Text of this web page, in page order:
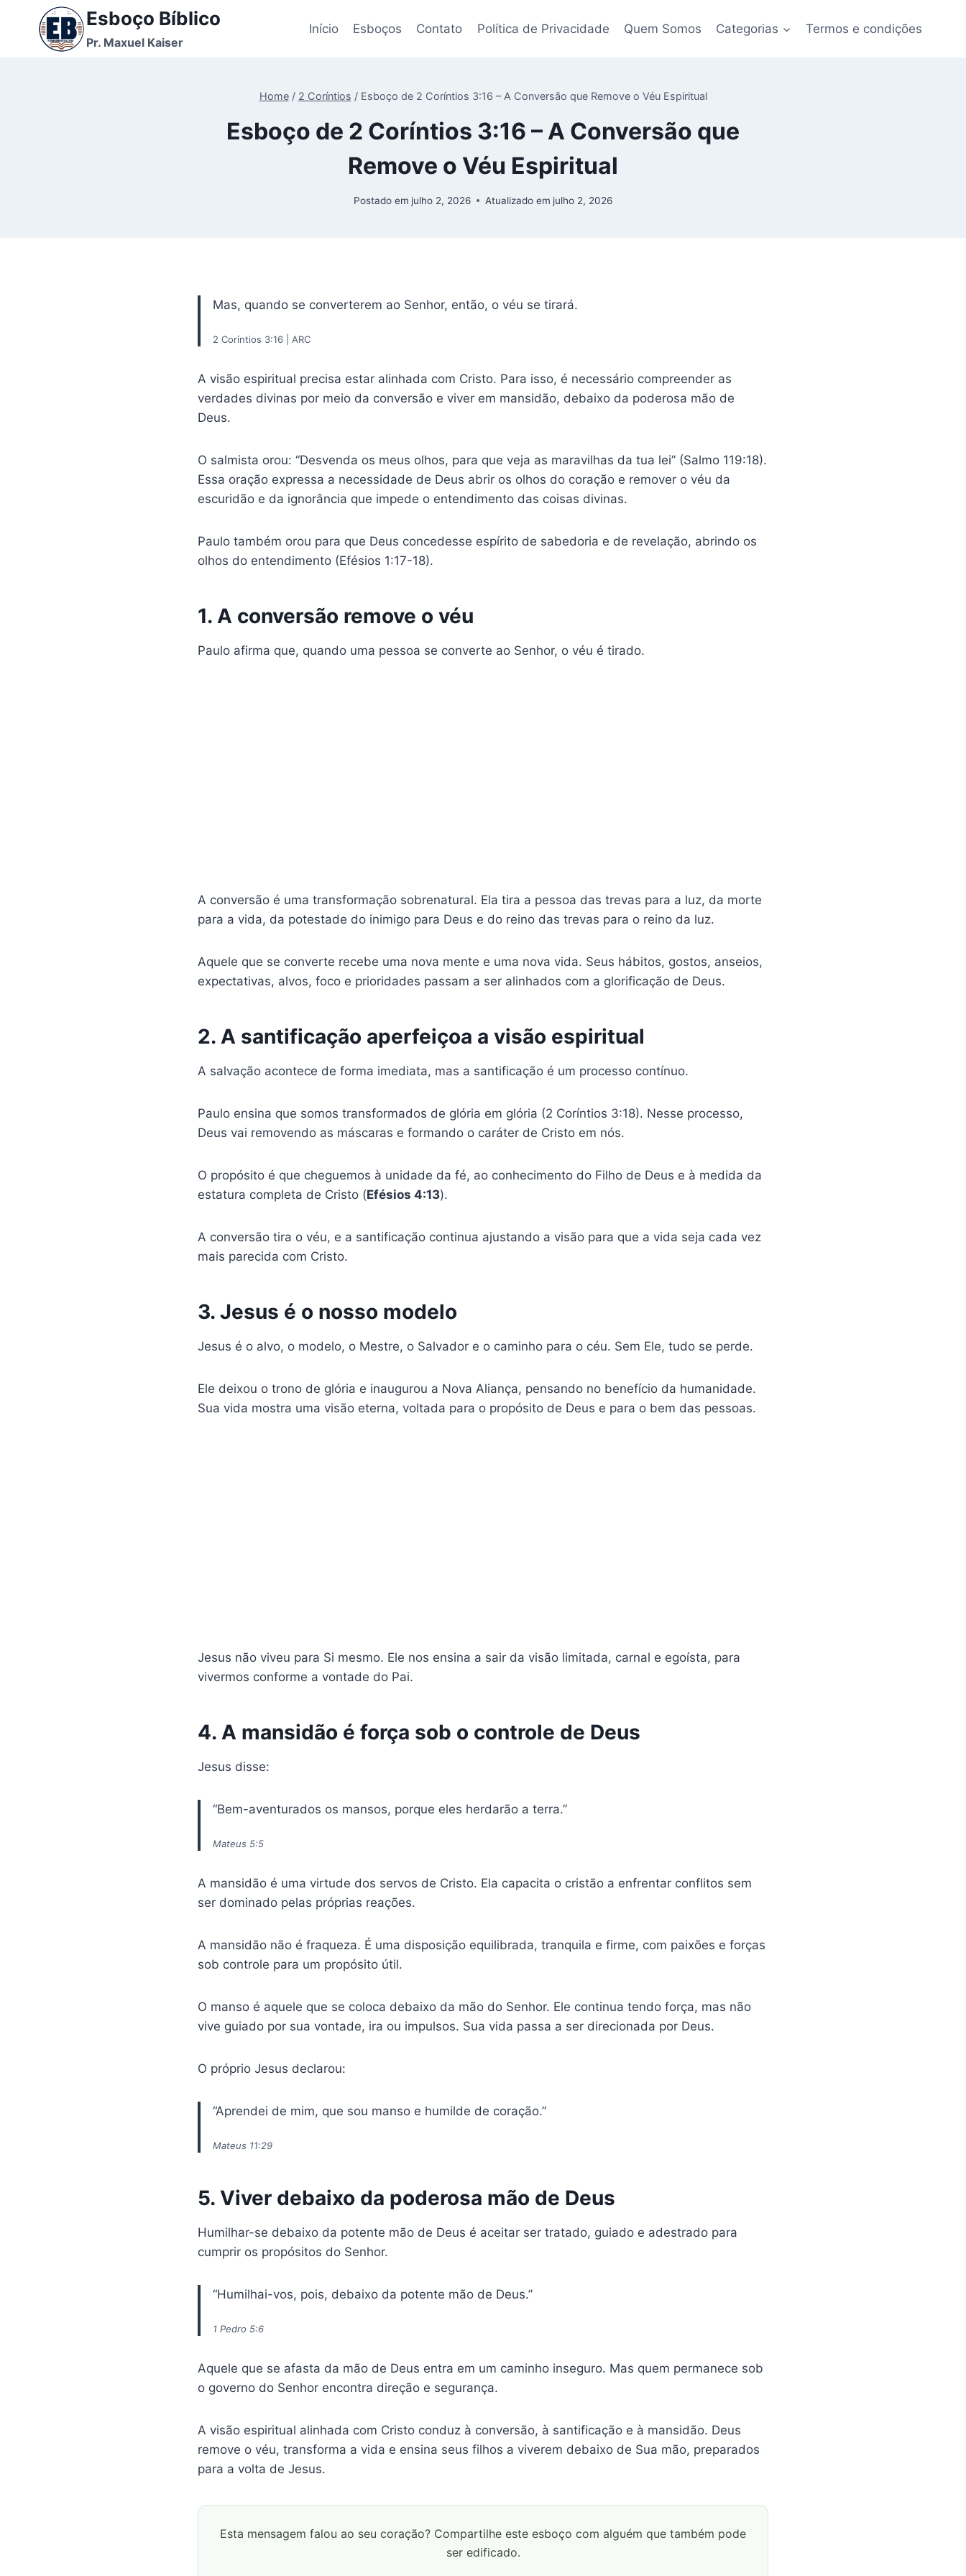
Esboço Bíblico
Pr. Maxuel Kaiser
Início Esboços Contato Política de Privacidade Quem Somos Categorias Termos e condições
Home / 2 Coríntios / Esboço de 2 Coríntios 3:16 – A Conversão que Remove o Véu Espiritual
Esboço de 2 Coríntios 3:16 – A Conversão que
Remove o Véu Espiritual
Postado em julho 2, 2026 Atualizado em julho 2, 2026
Mas, quando se converterem ao Senhor, então, o véu se tirará.
2 Coríntios 3:16 | ARC
A visão espiritual precisa estar alinhada com Cristo. Para isso, é necessário compreender as
verdades divinas por meio da conversão e viver em mansidão, debaixo da poderosa mão de
Deus.
O salmista orou: “Desvenda os meus olhos, para que veja as maravilhas da tua lei” (Salmo 119:18).
Essa oração expressa a necessidade de Deus abrir os olhos do coração e remover o véu da
escuridão e da ignorância que impede o entendimento das coisas divinas.
Paulo também orou para que Deus concedesse espírito de sabedoria e de revelação, abrindo os
olhos do entendimento (Efésios 1:17-18).
1. A conversão remove o véu
Paulo afirma que, quando uma pessoa se converte ao Senhor, o véu é tirado.
A conversão é uma transformação sobrenatural. Ela tira a pessoa das trevas para a luz, da morte
para a vida, da potestade do inimigo para Deus e do reino das trevas para o reino da luz.
Aquele que se converte recebe uma nova mente e uma nova vida. Seus hábitos, gostos, anseios,
expectativas, alvos, foco e prioridades passam a ser alinhados com a glorificação de Deus.
2. A santificação aperfeiçoa a visão espiritual
A salvação acontece de forma imediata, mas a santificação é um processo contínuo.
Paulo ensina que somos transformados de glória em glória (2 Coríntios 3:18). Nesse processo,
Deus vai removendo as máscaras e formando o caráter de Cristo em nós.
O propósito é que cheguemos à unidade da fé, ao conhecimento do Filho de Deus e à medida da
estatura completa de Cristo (Efésios 4:13).
A conversão tira o véu, e a santificação continua ajustando a visão para que a vida seja cada vez
mais parecida com Cristo.
3. Jesus é o nosso modelo
Jesus é o alvo, o modelo, o Mestre, o Salvador e o caminho para o céu. Sem Ele, tudo se perde.
Ele deixou o trono de glória e inaugurou a Nova Aliança, pensando no benefício da humanidade.
Sua vida mostra uma visão eterna, voltada para o propósito de Deus e para o bem das pessoas.
Jesus não viveu para Si mesmo. Ele nos ensina a sair da visão limitada, carnal e egoísta, para
vivermos conforme a vontade do Pai.
4. A mansidão é força sob o controle de Deus
Jesus disse:
“Bem-aventurados os mansos, porque eles herdarão a terra.”
Mateus 5:5
A mansidão é uma virtude dos servos de Cristo. Ela capacita o cristão a enfrentar conflitos sem
ser dominado pelas próprias reações.
A mansidão não é fraqueza. É uma disposição equilibrada, tranquila e firme, com paixões e forças
sob controle para um propósito útil.
O manso é aquele que se coloca debaixo da mão do Senhor. Ele continua tendo força, mas não
vive guiado por sua vontade, ira ou impulsos. Sua vida passa a ser direcionada por Deus.
O próprio Jesus declarou:
“Aprendei de mim, que sou manso e humilde de coração.”
Mateus 11:29
5. Viver debaixo da poderosa mão de Deus
Humilhar-se debaixo da potente mão de Deus é aceitar ser tratado, guiado e adestrado para
cumprir os propósitos do Senhor.
“Humilhai-vos, pois, debaixo da potente mão de Deus.”
1 Pedro 5:6
Aquele que se afasta da mão de Deus entra em um caminho inseguro. Mas quem permanece sob
o governo do Senhor encontra direção e segurança.
A visão espiritual alinhada com Cristo conduz à conversão, à santificação e à mansidão. Deus
remove o véu, transforma a vida e ensina seus filhos a viverem debaixo de Sua mão, preparados
para a volta de Jesus.
Esta mensagem falou ao seu coração? Compartilhe este esboço com alguém que também pode
ser edificado.